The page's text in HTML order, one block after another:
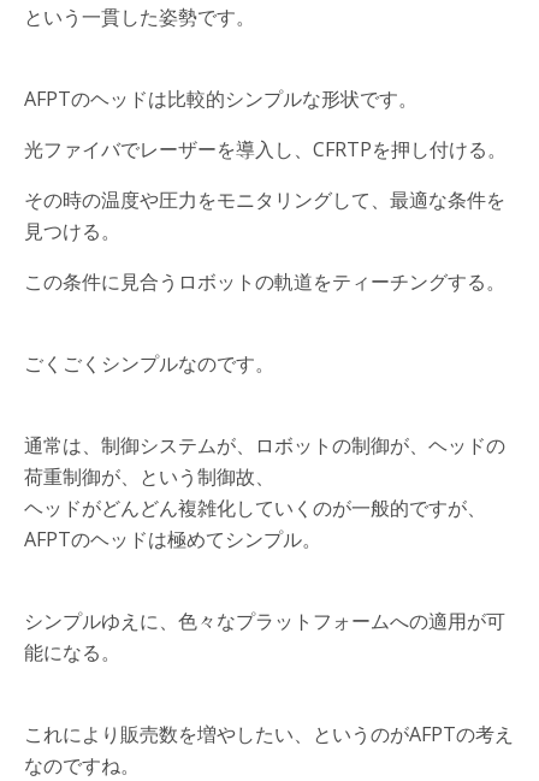
という一貫した姿勢です。
AFPTのヘッドは比較的シンプルな形状です。
光ファイバでレーザーを導入し、CFRTPを押し付ける。
その時の温度や圧力をモニタリングして、最適な条件を
見つける。
この条件に見合うロボットの軌道をティーチングする。
ごくごくシンプルなのです。
通常は、制御システムが、ロボットの制御が、ヘッドの
荷重制御が、という制御故、
ヘッドがどんどん複雑化していくのが一般的ですが、
AFPTのヘッドは極めてシンプル。
シンプルゆえに、色々なプラットフォームへの適用が可
能になる。
これにより販売数を増やしたい、というのがAFPTの考え
なのですね。